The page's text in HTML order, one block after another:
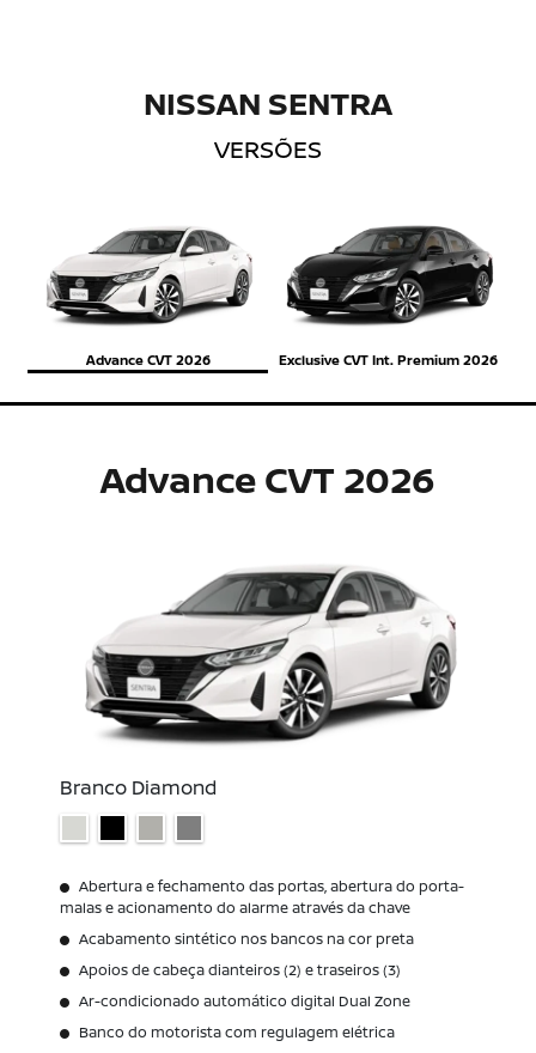
NISSAN SENTRA
VERSÕES
Advance CVT 2026 Exclusive CVT Int. Premium 2026
Advance CVT 2026
Branco Diamond
Abertura e fechamento das portas, abertura do porta-
malas e acionamento do alarme através da chave
Acabamento sintético nos bancos na cor preta
Apoios de cabeça dianteiros (2) e traseiros (3)
Ar-condicionado automático digital Dual Zone
Banco do motorista com regulagem elétrica